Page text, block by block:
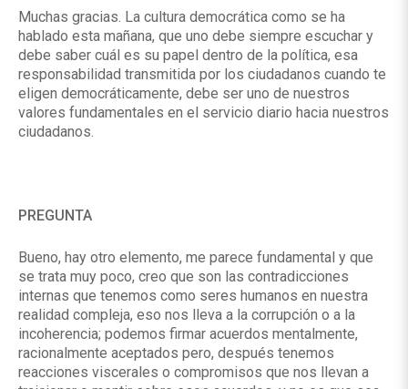
Muchas gracias. La cultura democrática como se ha
hablado esta mañana, que uno debe siempre escuchar y
debe saber cuál es su papel dentro de la política, esa
responsabilidad transmitida por los ciudadanos cuando te
eligen democráticamente, debe ser uno de nuestros
valores fundamentales en el servicio diario hacia nuestros
ciudadanos.
PREGUNTA
Bueno, hay otro elemento, me parece fundamental y que
se trata muy poco, creo que son las contradicciones
internas que tenemos como seres humanos en nuestra
realidad compleja, eso nos lleva a la corrupción o a la
incoherencia; podemos firmar acuerdos mentalmente,
racionalmente aceptados pero, después tenemos
reacciones viscerales o compromisos que nos llevan a